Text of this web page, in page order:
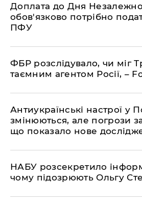
Доплата до Дня
обов'язково потрібно
ПФУ
ФБР розслідувало, чи міг
таємним агентом Росії, –
Антиукраїнські настрої у
змінюються, але погрози
що показало нове
НАБУ розсекретило
чому підозрюють Ольгу